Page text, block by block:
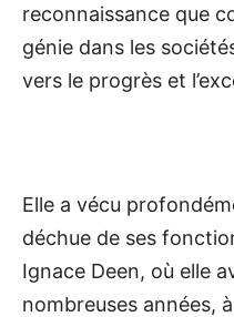
reconnaissance que
génie dans les
vers le progrès et
Elle a vécu
déchue de ses
Ignace Deen, où elle
nombreuses années,